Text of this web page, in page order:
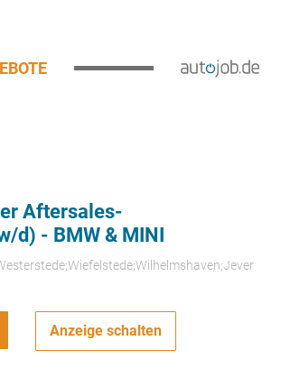
Aftersales-
d) - BMW & MINI
Anzeige schalten